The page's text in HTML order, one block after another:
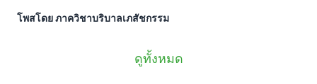
(ปี 2567) รุ่นที่ 9
โพสโดย ภาควิชาบริบาลเภสัชกรรม
ดูทั้งหมด